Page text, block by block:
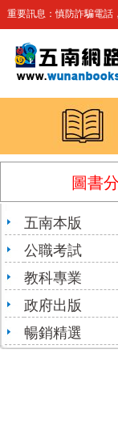
重要訊息：慎防詐騙電話
圖書
五南本版
公職考試
教科專業
政府出版
暢銷精選